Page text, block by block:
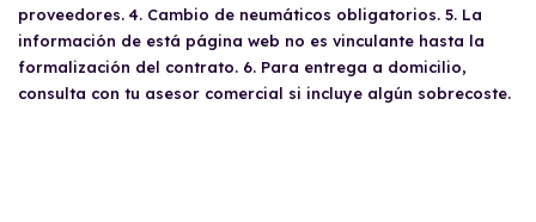
con ciertos requisitos financieros y
documentales.
proveedores. 4. Cambio de neumáticos obligatorios. 5. La
información de está página web no es vinculante hasta la
formalización del contrato. 6. Para entrega a domicilio,
consulta con tu asesor comercial si incluye algún sobrecoste.